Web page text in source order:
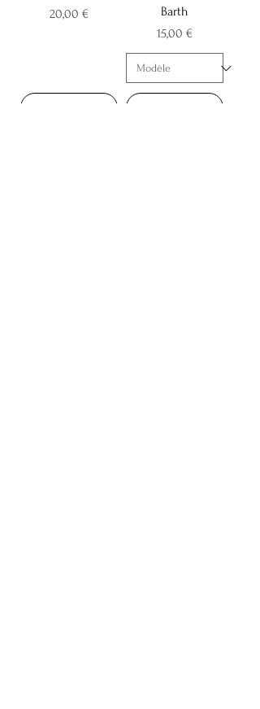
Prix
20,00 €
Barth
Prix
15,00 €